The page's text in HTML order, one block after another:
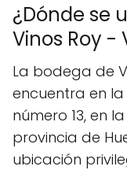
¿Dónde se
Vinos Roy -
La bodega de
encuentra en la
número 13, en
provincia de
ubicación